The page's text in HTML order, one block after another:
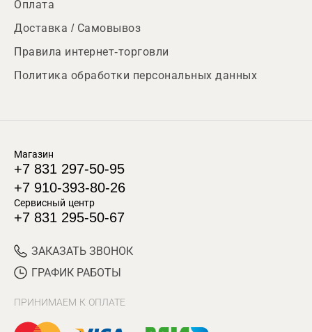
Оплата
Доставка / Самовывоз
Правила интернет-торговли
Политика обработки персональных данных
Магазин
+7 831 297-50-95
+7 910-393-80-26
Сервисный центр
+7 831 295-50-67
ЗАКАЗАТЬ ЗВОНОК
ГРАФИК РАБОТЫ
ПРИНИМАЕМ К ОПЛАТЕ